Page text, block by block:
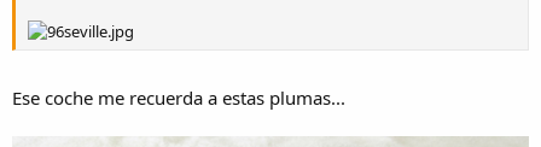
Ese coche me recuerda a estas plumas...